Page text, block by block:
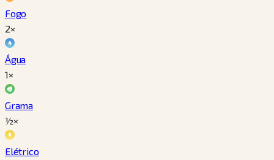
Fogo
2×
Água
1×
Grama
½×
Elétrico